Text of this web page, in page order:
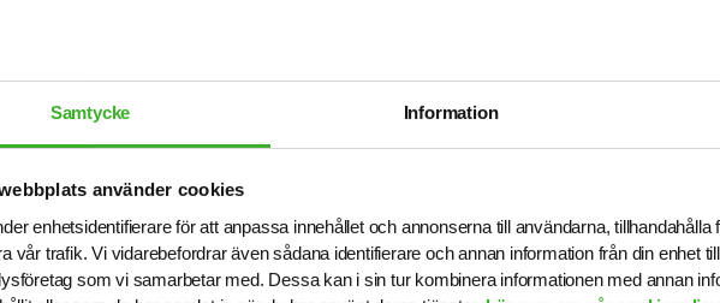
Samtycke Information
använder cookies
enhetsidentifierare för att anpassa innehållet och annonserna till användarna,
vår trafik. Vi vidarebefordrar även sådana identifierare och annan information från din enhet
som vi samarbetar med. Dessa kan i sin tur kombinera informationen med annan
• Relationsskapande och samarbetsinriktad
• Engagerad i att skapa en positiv och produktiv arbetsmiljö
Ansökan
För mer information om tjänsten är du välkommen att kontakta
Carin Forsén eller Hanna Lindgren. Vi intervjuar löpande och tjänsten